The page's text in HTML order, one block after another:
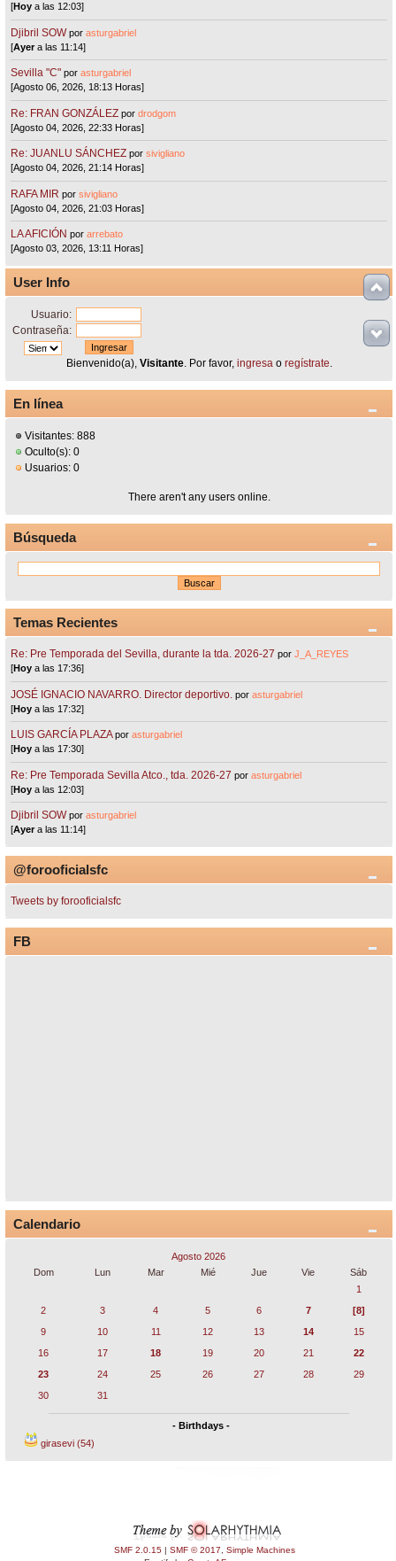
[Hoy a las 12:03]
Djibril SOW porasturgabriel
[Ayera las 11:14]
Sevilla "C"porasturgabriel
[Agosto 06, 2026, 18:13 Horas]
Re: FRAN GONZÁLEZ pordrodgom
[Agosto 04, 2026, 22:33 Horas]
Re: JUANLU SÁNCHEZ porsivigliano
[Agosto 04, 2026, 21:14 Horas]
RAFA MIR porsivigliano
[Agosto 04, 2026, 21:03 Horas]
LA AFICIÓN porarrebato
[Agosto 03, 2026, 13:11 Horas]
User Info
Usuario:
Contraseña:
Bienvenido(a), Visitante. Por favor, ingresao regístrate.
En línea
Visitantes: 888
Oculto(s): 0
Usuarios: 0
There aren't any users online.
Búsqueda
Temas Recientes
Re: Pre Temporada del Sevilla, durante la tda. 2026-27 porJ_A_REYES
[Hoy a las 17:36]
JOSÉ IGNACIO NAVARRO. Director deportivo. porasturgabriel
[Hoy a las 17:32]
LUIS GARCÍA PLAZA porasturgabriel
[Hoy a las 17:30]
Re: Pre Temporada Sevilla Atco., tda. 2026-27 porasturgabriel
[Hoy a las 12:03]
Djibril SOW porasturgabriel
[Ayera las 11:14]
@forooficialsfc
Tweets by forooficialsfc
FB
Calendario
Agosto 2026
Dom
Lun Mar Mié Jue Vie
Sáb
1
2
3 4 5 6 7
[8]
9
10 11 12 13 14
15
16
17 18 19 20 21
22
23
24 25 26 27 28
29
30
31
- Birthdays -
girasevi (54)
SMF 2.0.15 | SMF © 2017
Simple Machines